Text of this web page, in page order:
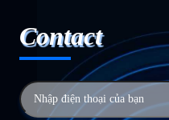
Contact